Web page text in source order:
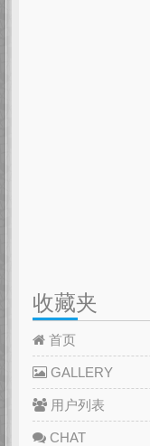
收藏夹
首页
GALLERY
用户列表
CHAT